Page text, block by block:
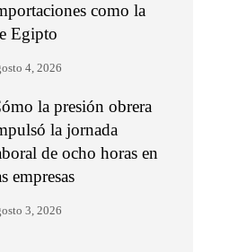
como la
Egipto
4, 2026
la presión obrera
la jornada
de ocho horas en
empresas
3, 2026